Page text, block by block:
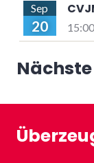
Sep
20